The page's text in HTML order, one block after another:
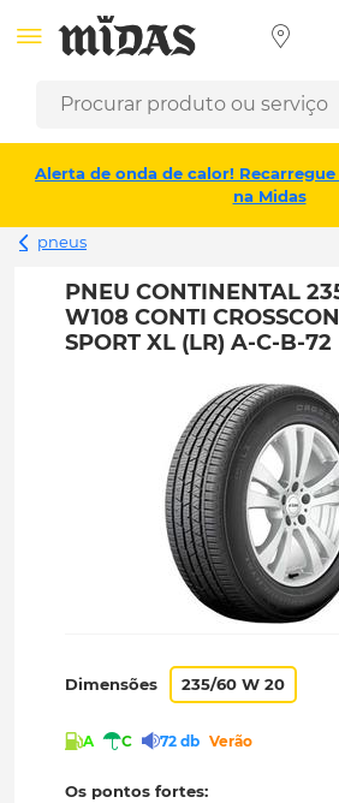
Alerta de onda de calor!
na Midas
pneus
PNEU CONTINENTAL
W108 CONTI
SPORT XL (LR) A-C-B-72
Dimensões 235/60 W 20
A C 72 db Verão
Os pontos fortes: